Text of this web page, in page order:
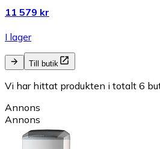
11 579 kr
I lager
Till butik
Vi har hittat produkten i totalt 6
Annons
Annons